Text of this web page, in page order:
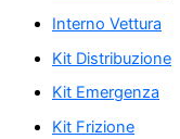
Interno Vettura
Kit Distribuzione
Kit Emergenza
Kit Frizione